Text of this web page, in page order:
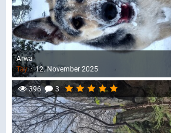
Arwa
Tay
12. November 2025
396 3